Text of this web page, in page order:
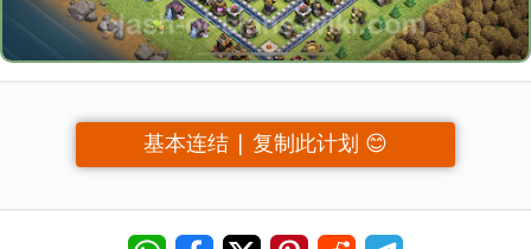
基本连结 | 复制此计划 😊